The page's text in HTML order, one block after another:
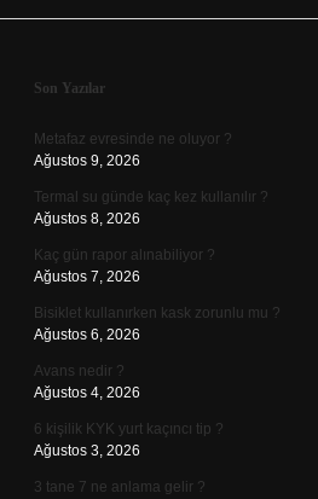
Sidebar
Son Yazılar
Metafaz evresinde ne oluyor ?
Ağustos 9, 2026
Termal su günde kaç kez kullanılır ?
Ağustos 8, 2026
Kaç gün rapor alınabiliyor ?
Ağustos 7, 2026
Bisiklet kullanırken kask zorunlu mu ?
Ağustos 6, 2026
Avans nedir ?
Ağustos 4, 2026
6 kişilik KYK yurt kaçıncı tip ?
Ağustos 3, 2026
3 tane 7 ne anlama gelir ?